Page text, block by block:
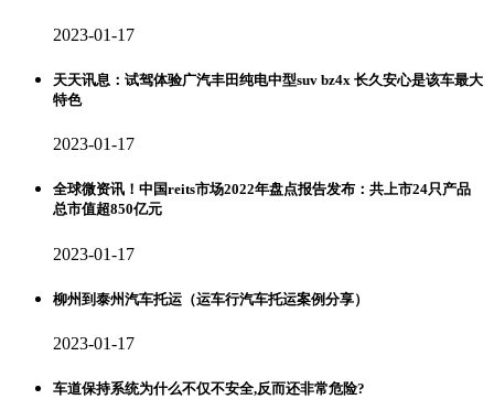
2023-01-17
天天讯息：试驾体验广汽丰田纯电中型suv bz4x 长久安心是该车最大
特色
2023-01-17
全球微资讯！中国reits市场2022年盘点报告发布：共上市24只产品
总市值超850亿元
2023-01-17
柳州到泰州汽车托运（运车行汽车托运案例分享）
2023-01-17
车道保持系统为什么不仅不安全,反而还非常危险?